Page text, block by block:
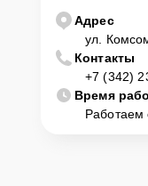
центр
Клиент может
диагностику и ремонт.
горячей линии или
подъехать по адресу:
Адрес
ул.
Контакты
+7 (342)
Время
Работаем